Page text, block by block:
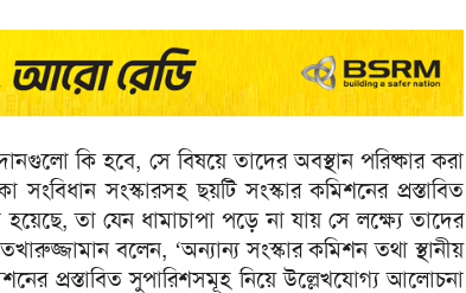
কি হবে, সে বিষয়ে তাদের অবস্থান পরিষ্কার করা
সংস্কারসহ ছয়টি সংস্কার কমিশনের প্রস্তাবিত
তা যেন ধামাচাপা পড়ে না যায় সে লক্ষ্যে তাদের
বলেন, ‘অন্যান্য সংস্কার কমিশন তথা স্থানীয়
প্রস্তাবিত সুপারিশসমূহ নিয়ে উল্লেখযোগ্য আলোচনা